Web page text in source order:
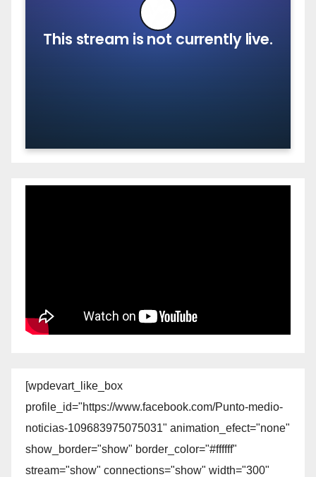
[wpdevart_like_box
profile_id="https://www.facebook.com/Punto-medio-
noticias-109683975075031" animation_efect="none"
show_border="show" border_color="#ffffff"
stream="show" connections="show" width="300"